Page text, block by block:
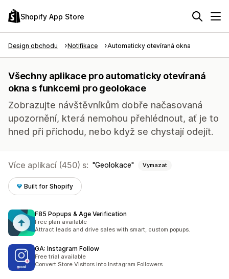
Shopify App Store
Design obchodu Notifikace Automaticky otevíraná okna
Všechny aplikace pro automaticky otevíraná
okna s funkcemi pro geolokace
Zobrazujte návštěvníkům dobře načasovaná
upozornění, která nemohou přehlédnout, ať je to
hned při příchodu, nebo když se chystají odejít.
Více aplikací (450) s: Geolokace Vymazat
Built for Shopify
F85 Popups & Age Verification
Free plan available
Attract leads and drive sales with smart, custom popups.
GA: Instagram Follow
Free trial available
Convert Store Visitors into Instagram Followers